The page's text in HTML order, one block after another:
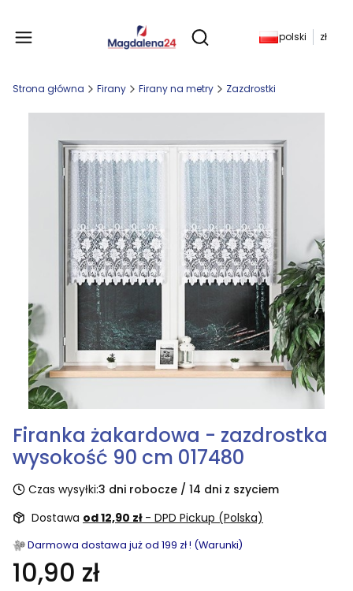
Otwórz wyszukiwarkę
Produkty w
polski zł
Strona główna Firany Firany na metry Zazdrostki
Firanka żakardowa - zazdrostka
wysokość 90 cm 017480
Czas wysyłki:3 dni robocze / 14 dni z szyciem
Dostawa od 12,90 zł - DPD Pickup (Polska)
Darmowa dostawa już od 199 zł ! (Warunki)
10,90 zł